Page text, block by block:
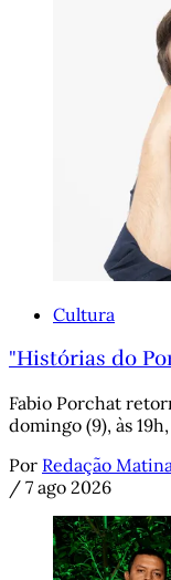
Cultura
"Histórias do
Fabio Porchat
domingo (9), às
Por Redação
/ 7 ago 2026